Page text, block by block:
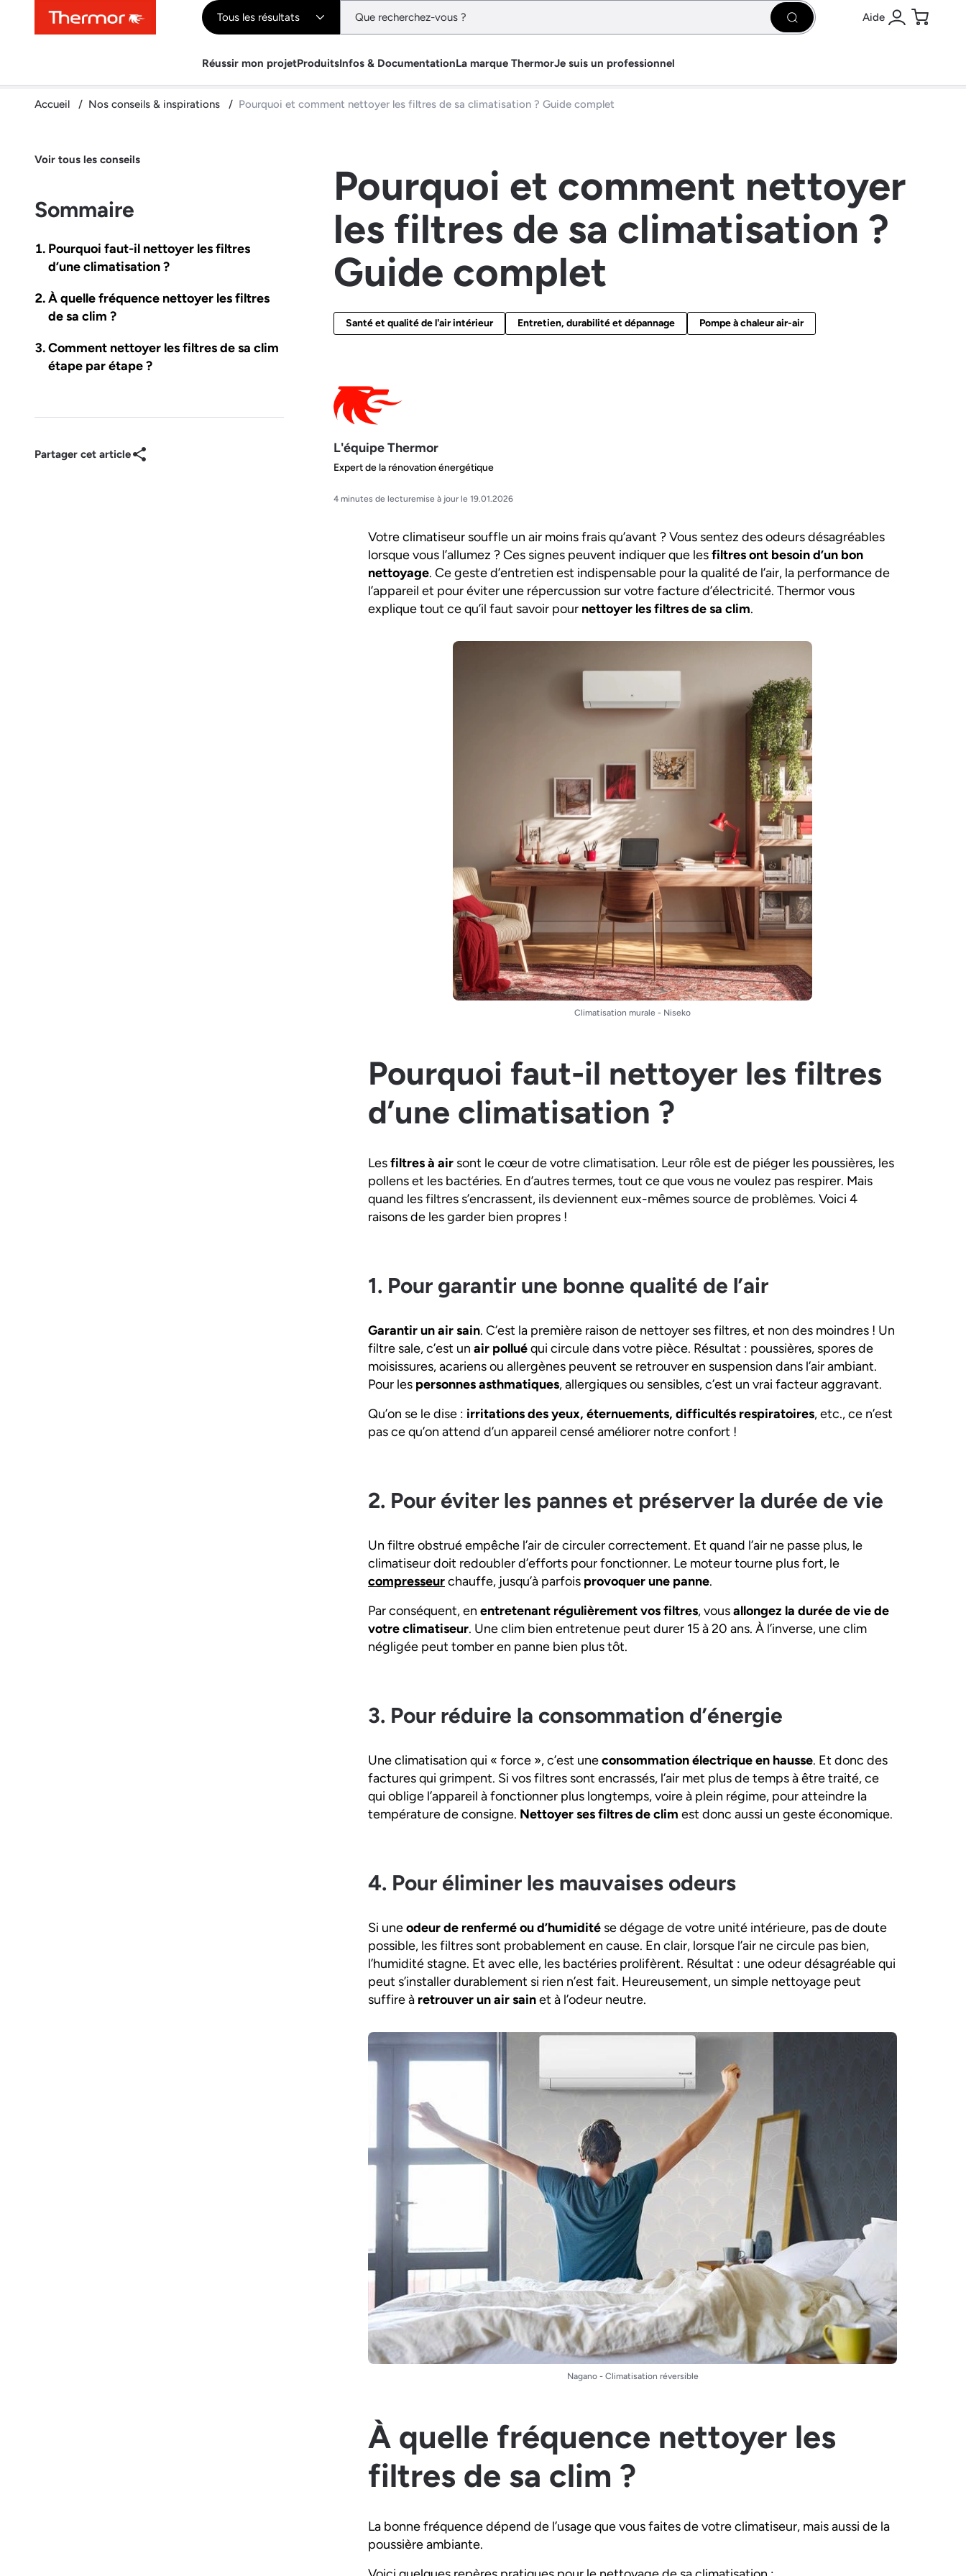
ContenuMenuRecherche Tous les résultats Rechercher Aide
Se connecter
Panier
Réussir mon projetProduitsInfos & DocumentationLa marque ThermorJe suis un professionnel
Accueil Nos conseils & inspirations Pourquoi et comment nettoyer les filtres de sa climatisation ? Guide complet
Voir tous les conseils
Sommaire
Pourquoi faut-il nettoyer les filtres
d’une climatisation ?
À quelle fréquence nettoyer les filtres
de sa clim ?
Comment nettoyer les filtres de sa clim
étape par étape ?
Partager cet article
Pourquoi et comment nettoyer
les filtres de sa climatisation ?
Guide complet
Santé et qualité de l'air intérieur Entretien, durabilité et dépannage Pompe à chaleur air-air
L'équipe Thermor
Expert de la rénovation énergétique
4 minutes de lecturemise à jour le 19.01.2026
Votre climatiseur souffle un air moins frais qu’avant ? Vous sentez des odeurs désagréables
lorsque vous l’allumez ? Ces signes peuvent indiquer que lesfiltres ont besoin d’un bon
nettoyage. Ce geste d’entretien est indispensable pour la qualité de l’air, la performance de
l’appareil et pour éviter une répercussion sur votre facture d’électricité. Thermor vous
explique tout ce qu’il faut savoir pour nettoyer les filtres de sa clim.
Climatisation murale - Niseko
Pourquoi faut-il nettoyer les filtres
d’une climatisation ?
Lesfiltres à air sont le cœur de votre climatisation. Leur rôle est de piéger les poussières, les
pollens et les bactéries. En d’autres termes, tout ce que vous ne voulez pas respirer. Mais
quand les filtres s’encrassent, ils deviennent eux-mêmes source de problèmes. Voici 4
raisons de les garder bien propres !
1. Pour garantir une bonne qualité de l’air
Garantir un air sain. C’est la première raison de nettoyer ses filtres, et non des moindres ! Un
filtre sale, c’est un air polluéqui circule dans votre pièce. Résultat : poussières, spores de
moisissures, acariens ou allergènes peuvent se retrouver en suspension dans l’air ambiant.
Pour les personnes asthmatiques, allergiques ou sensibles, c’est un vrai facteur aggravant.
Qu’on se le dise : irritations des yeux, éternuements, difficultés respiratoires, etc., ce n’est
pas ce qu’on attend d’un appareil censé améliorer notre confort !
2. Pour éviter les pannes et préserver la durée de vie
Un filtre obstrué empêche l’air de circuler correctement. Et quand l’air ne passe plus, le
climatiseur doit redoubler d’efforts pour fonctionner. Le moteur tourne plus fort, le
compresseurchauffe, jusqu’à parfois provoquer une panne.
Par conséquent, en entretenant régulièrement vos filtres, vousallongez la durée de vie de
votre climatiseur. Une clim bien entretenue peut durer 15 à 20 ans. À l’inverse, une clim
négligée peut tomber en panne bien plus tôt.
3. Pour réduire la consommation d’énergie
Une climatisation qui « force », c’est uneconsommation électrique en hausse. Et donc des
factures qui grimpent. Si vos filtres sont encrassés, l’air met plus de temps à être traité, ce
qui oblige l’appareil à fonctionner plus longtemps, voire à plein régime, pour atteindre la
température de consigne. Nettoyer ses filtres de clim est donc aussi un geste économique.
4. Pour éliminer les mauvaises odeurs
Si uneodeur de renfermé ou d’humidité se dégage de votre unité intérieure, pas de doute
possible, les filtres sont probablement en cause. En clair, lorsque l’air ne circule pas bien,
l’humidité stagne. Et avec elle, les bactéries prolifèrent. Résultat : une odeur désagréable qui
peut s’installer durablement si rien n’est fait. Heureusement, un simple nettoyage peut
suffire à retrouver un air sainet à l’odeur neutre.
Nagano - Climatisation réversible
À quelle fréquence nettoyer les
filtres de sa clim ?
La bonne fréquence dépend de l’usage que vous faites de votre climatiseur, mais aussi de la
poussière ambiante.